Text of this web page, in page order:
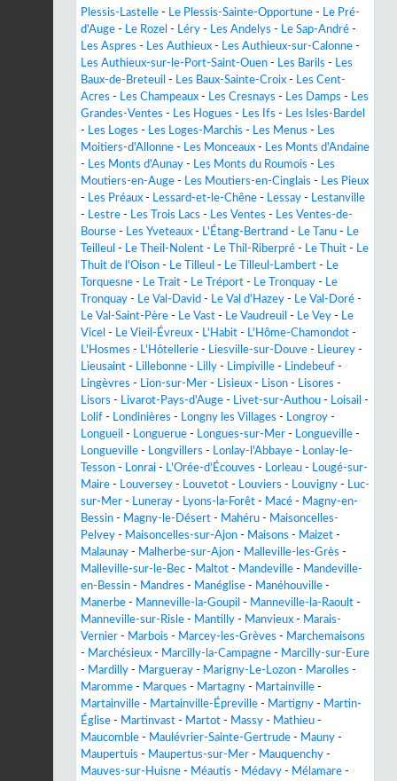
Plessis-Lastelle - Le Plessis-Sainte-Opportune - Le Pré-
d'Auge - Le Rozel - Léry - Les Andelys - Le Sap-André -
Les Aspres - Les Authieux - Les Authieux-sur-Calonne -
Les Authieux-sur-le-Port-Saint-Ouen - Les Barils - Les
Baux-de-Breteuil - Les Baux-Sainte-Croix - Les Cent-
Acres - Les Champeaux - Les Cresnays - Les Damps - Les
Grandes-Ventes - Les Hogues - Les Ifs - Les Isles-Bardel
- Les Loges - Les Loges-Marchis - Les Menus - Les
Moitiers-d'Allonne - Les Monceaux - Les Monts d'Andaine
- Les Monts d'Aunay - Les Monts du Roumois - Les
Moutiers-en-Auge - Les Moutiers-en-Cinglais - Les Pieux
- Les Préaux - Lessard-et-le-Chêne - Lessay - Lestanville
- Lestre - Les Trois Lacs - Les Ventes - Les Ventes-de-
Bourse - Les Yveteaux - L'Étang-Bertrand - Le Tanu - Le
Teilleul - Le Theil-Nolent - Le Thil-Riberpré - Le Thuit - Le
Thuit de l'Oison - Le Tilleul - Le Tilleul-Lambert - Le
Torquesne - Le Trait - Le Tréport - Le Tronquay - Le
Tronquay - Le Val-David - Le Val d'Hazey - Le Val-Doré -
Le Val-Saint-Père - Le Vast - Le Vaudreuil - Le Vey - Le
Vicel - Le Vieil-Évreux - L'Habit - L'Hôme-Chamondot -
L'Hosmes - L'Hôtellerie - Liesville-sur-Douve - Lieurey -
Lieusaint - Lillebonne - Lilly - Limpiville - Lindebeuf -
Lingèvres - Lion-sur-Mer - Lisieux - Lison - Lisores -
Lisors - Livarot-Pays-d'Auge - Livet-sur-Authou - Loisail -
Lolif - Londinières - Longny les Villages - Longroy -
Longueil - Longuerue - Longues-sur-Mer - Longueville -
Longueville - Longvillers - Lonlay-l'Abbaye - Lonlay-le-
Tesson - Lonrai - L'Orée-d'Écouves - Lorleau - Lougé-sur-
Maire - Louversey - Louvetot - Louviers - Louvigny - Luc-
sur-Mer - Luneray - Lyons-la-Forêt - Macé - Magny-en-
Bessin - Magny-le-Désert - Mahéru - Maisoncelles-
Pelvey - Maisoncelles-sur-Ajon - Maisons - Maizet -
Malaunay - Malherbe-sur-Ajon - Malleville-les-Grès -
Malleville-sur-le-Bec - Maltot - Mandeville - Mandeville-
en-Bessin - Mandres - Manéglise - Manéhouville -
Manerbe - Manneville-la-Goupil - Manneville-la-Raoult -
Manneville-sur-Risle - Mantilly - Manvieux - Marais-
Vernier - Marbois - Marcey-les-Grèves - Marchemaisons
- Marchésieux - Marcilly-la-Campagne - Marcilly-sur-Eure
- Mardilly - Margueray - Marigny-Le-Lozon - Marolles -
Maromme - Marques - Martagny - Martainville -
Martainville - Martainville-Épreville - Martigny - Martin-
Église - Martinvast - Martot - Massy - Mathieu -
Maucomble - Maulévrier-Sainte-Gertrude - Mauny -
Maupertuis - Maupertus-sur-Mer - Mauquenchy -
Mauves-sur-Huisne - Méautis - Médavy - Mélamare -